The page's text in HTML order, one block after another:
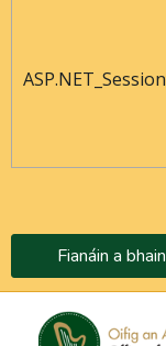
Fianáin a